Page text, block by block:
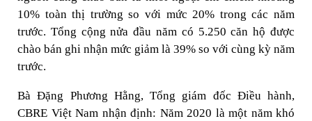
10% toàn thị trường so với mức 20% trong các năm
trước. Tổng cộng nửa đầu năm có 5.250 căn hộ được
chào bán ghi nhận mức giảm là 39% so với cùng kỳ năm
trước.
Bà Đặng Phương Hằng, Tổng giám đốc Điều hành,
CBRE Việt Nam nhận định: Năm 2020 là một năm khó